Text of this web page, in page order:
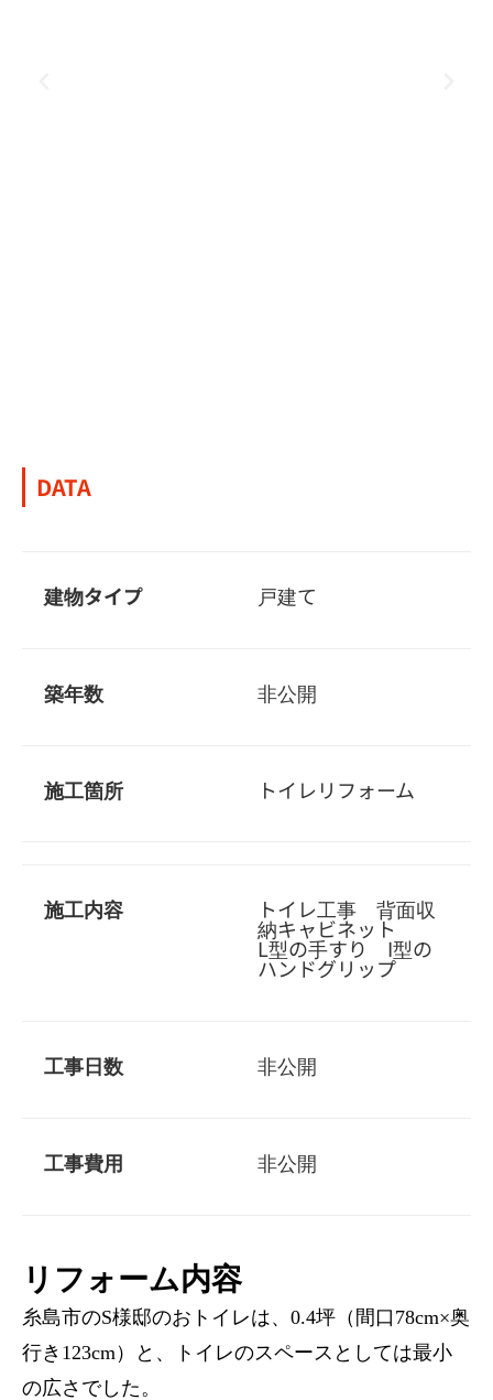
DATA
建物タイプ 戸建て
築年数 非公開
施工箇所 トイレリフォーム
施工内容 トイレ工事 背面収
納キャビネット
L型の手すり I型の
ハンドグリップ
工事日数 非公開
工事費用 非公開
リフォーム内容
糸島市のS様邸のおトイレは、0.4坪（間口78cm×奥
行き123cm）と、トイレのスペースとしては最小
の広さでした。